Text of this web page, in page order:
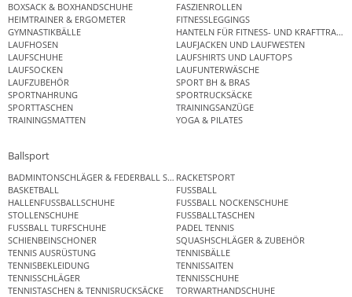
BOXSACK & BOXHANDSCHUHE
FASZIENROLLEN
HEIMTRAINER & ERGOMETER
FITNESSLEGGINGS
GYMNASTIKBÄLLE
HANTELN FÜR FITNESS- UND
LAUFHOSEN
LAUFJACKEN UND LAUFWESTEN
LAUFSCHUHE
LAUFSHIRTS UND LAUFTOPS
LAUFSOCKEN
LAUFUNTERWÄSCHE
LAUFZUBEHÖR
SPORT BH & BRAS
SPORTNAHRUNG
SPORTRUCKSÄCKE
SPORTTASCHEN
TRAININGSANZÜGE
TRAININGSMATTEN
YOGA & PILATES
Ballsport
BADMINTONSCHLÄGER & FEDERBALL SETSRACKETSPORT
BASKETBALL
FUSSBALL
HALLENFUSSBALLSCHUHE
FUSSBALL NOCKENSCHUHE
STOLLENSCHUHE
FUSSBALLTASCHEN
FUSSBALL TURFSCHUHE
PADEL TENNIS
SCHIENBEINSCHONER
SQUASHSCHLÄGER & ZUBEHÖR
TENNIS AUSRÜSTUNG
TENNISBÄLLE
TENNISBEKLEIDUNG
TENNISSAITEN
TENNISSCHLÄGER
TENNISSCHUHE
TENNISTASCHEN & TENNISRUCKSÄCKE
TORWARTHANDSCHUHE